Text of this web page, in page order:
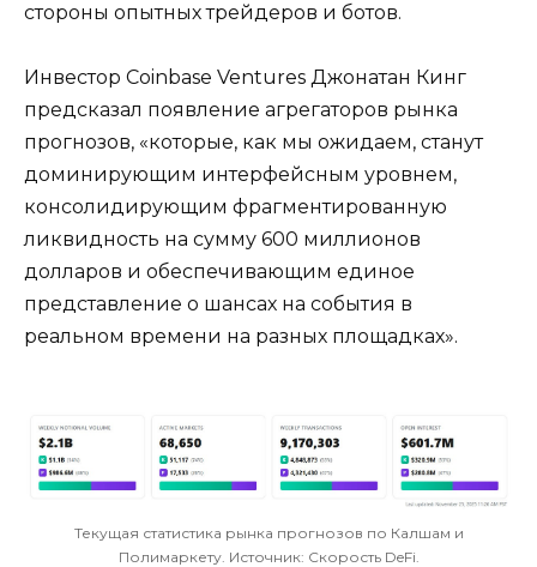
стороны опытных трейдеров и ботов.
Инвестор Coinbase Ventures Джонатан Кинг
предсказал появление агрегаторов рынка
прогнозов, «которые, как мы ожидаем, станут
доминирующим интерфейсным уровнем,
консолидирующим фрагментированную
ликвидность на сумму 600 миллионов
долларов и обеспечивающим единое
представление о шансах на события в
реальном времени на разных площадках».
Текущая статистика рынка прогнозов по Калшам и
Полимаркету. Источник: Скорость DeFi.